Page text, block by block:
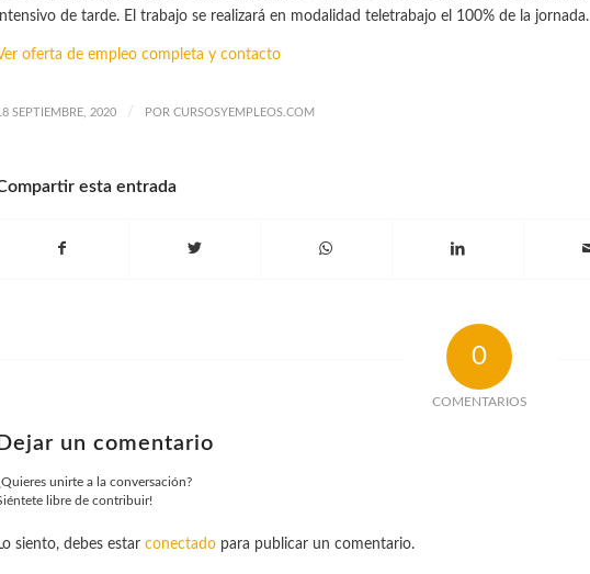
de tarde. El trabajo se realizará en modalidad teletrabajo el 100% de la jornada.
oferta de empleo completa y contacto
SEPTIEMBRE, 2020 / POR CURSOSYEMPLEOS.COM
esta entrada
0
COMENTARIOS
Dejar un comentario
unirte a la conversación?
libre de contribuir!
Lo siento, debes estar conectadopara publicar un comentario.